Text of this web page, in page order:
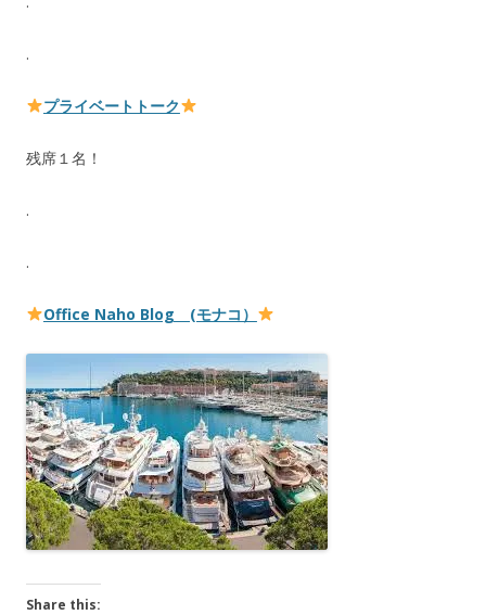
.
プライベートトーク
残席１名！
.
.
Office Naho Blog (モナコ）
Share this: